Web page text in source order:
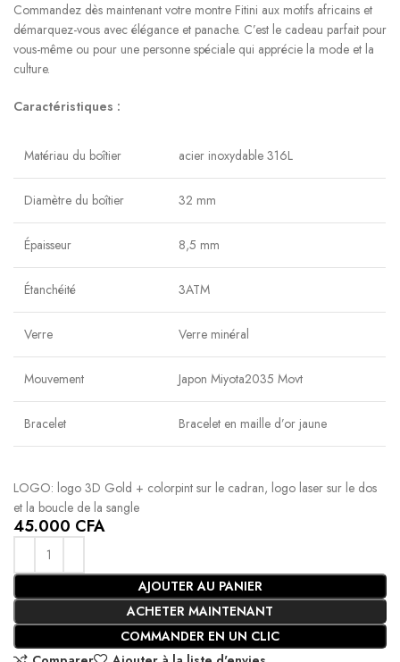
Commandez dès maintenant votre montre Fitini aux motifs africains et
démarquez-vous avec élégance et panache. C’est le cadeau parfait pour
vous-même ou pour une personne spéciale qui apprécie la mode et la
culture.
Caractéristiques :
Matériau du boîtier acier inoxydable 316L
Diamètre du boîtier 32 mm
Épaisseur 8,5 mm
Étanchéité 3ATM
Verre Verre minéral
Mouvement Japon Miyota2035 Movt
Bracelet Bracelet en maille d’or jaune
LOGO: logo 3D Gold + colorpint sur le cadran, logo laser sur le dos
et la boucle de la sangle
45.000 CFA
AJOUTER AU PANIER
ACHETER MAINTENANT
COMMANDER EN UN CLIC